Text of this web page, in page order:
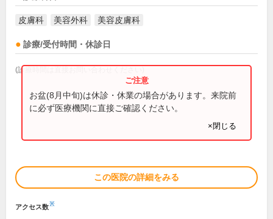
皮膚科 美容外科 美容皮膚科
診療/受付時間・休診日
(診療時間は直接お問い合わせください)
お盆(8月中旬)は休診・休業の場合があります。来院前
に必ず医療機関に直接ご確認ください。
×閉じる
この医院の詳細をみる
アクセス数※